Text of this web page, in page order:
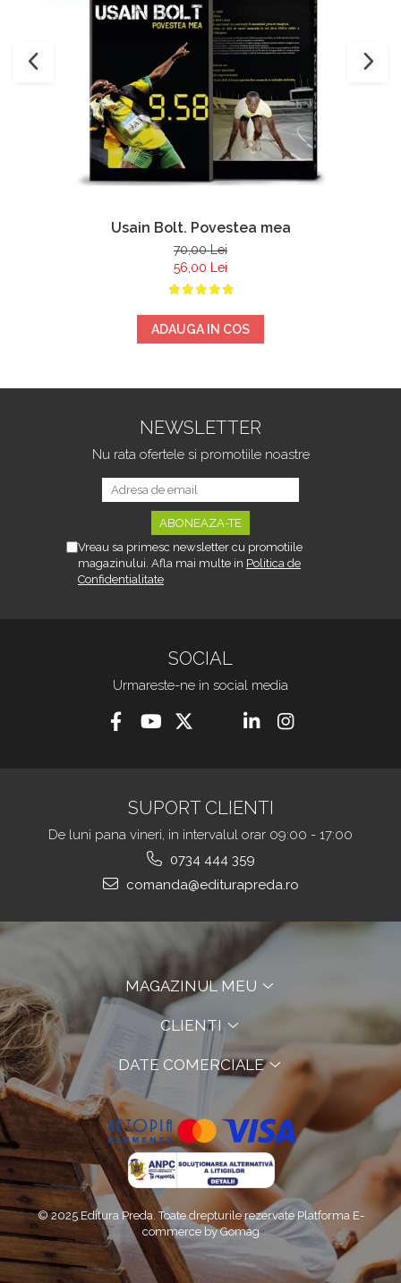
Usain Bolt. Povestea mea
70,00 Lei
56,00 Lei
ADAUGA IN COS
NEWSLETTER
Nu rata ofertele si promotiile noastre
Vreau sa primesc newsletter cu promotiile
magazinului. Afla mai multe in Politica de
Confidentialitate
SOCIAL
Urmareste-ne in social media
SUPORT CLIENTI
De luni pana vineri, in intervalul orar 09:00 - 17:00
0734 444 359
comanda@editurapreda.ro
MAGAZINUL MEU
CLIENTI
DATE COMERCIALE
© 2025 Editura Preda. Toate drepturile rezervatePlatforma E-
commerce by Gomag